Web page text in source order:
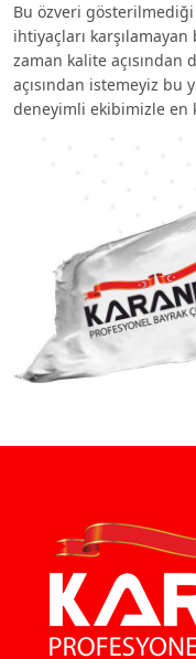
Bu özveri
ihtiyaçları
zaman kalite
açısından istemeyiz bu
deneyimli ekibimizle en